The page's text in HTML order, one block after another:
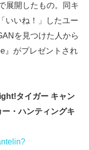
展開したもの。同キ
いいね！」したユー
を見つけた人から
』がプレゼントされ
タイガー キャン
・ハンティングキ